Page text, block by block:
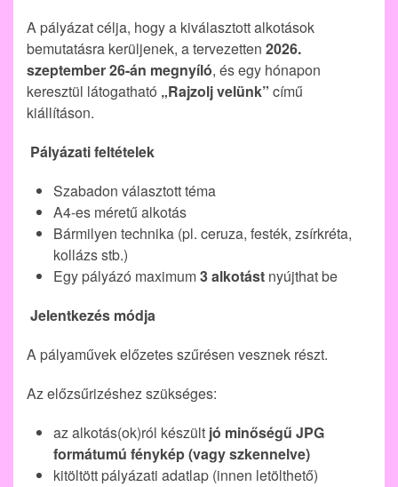
A pályázat célja, hogy a kiválasztott alkotások
bemutatásra kerüljenek, a tervezetten 2026.
szeptember 26-án megnyíló, és egy hónapon
keresztül látogatható „Rajzolj velünk” című
kiállításon.
Pályázati feltételek
Szabadon választott téma
A4-es méretű alkotás
Bármilyen technika (pl. ceruza, festék, zsírkréta,
kollázs stb.)
Egy pályázó maximum3 alkotást nyújthat be
Jelentkezés módja
A pályaművek előzetes szűrésen vesznek részt.
Az előzsűrizéshez szükséges:
az alkotás(ok)ról készült jó minőségű JPG
formátumú fénykép (vagy szkennelve)
kitöltött pályázati adatlap (innen letölthető)